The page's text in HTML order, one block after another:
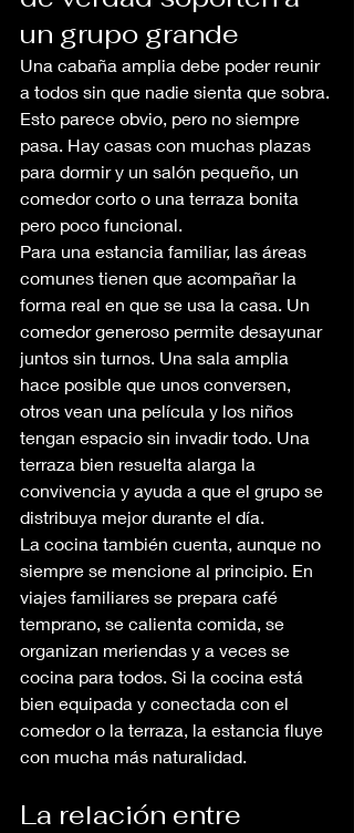
un grupo grande
Una cabaña amplia debe poder reunir
a todos sin que nadie sienta que sobra.
Esto parece obvio, pero no siempre
pasa. Hay casas con muchas plazas
para dormir y un salón pequeño, un
comedor corto o una terraza bonita
pero poco funcional.
Para una estancia familiar, las áreas
comunes tienen que acompañar la
forma real en que se usa la casa. Un
comedor generoso permite desayunar
juntos sin turnos. Una sala amplia
hace posible que unos conversen,
otros vean una película y los niños
tengan espacio sin invadir todo. Una
terraza bien resuelta alarga la
convivencia y ayuda a que el grupo se
distribuya mejor durante el día.
La cocina también cuenta, aunque no
siempre se mencione al principio. En
viajes familiares se prepara café
temprano, se calienta comida, se
organizan meriendas y a veces se
cocina para todos. Si la cocina está
bien equipada y conectada con el
comedor o la terraza, la estancia fluye
con mucha más naturalidad.
La relación entre